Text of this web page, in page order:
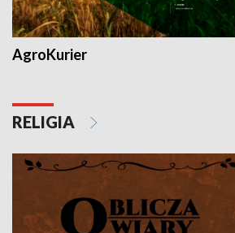
AgroKurier
RELIGIA